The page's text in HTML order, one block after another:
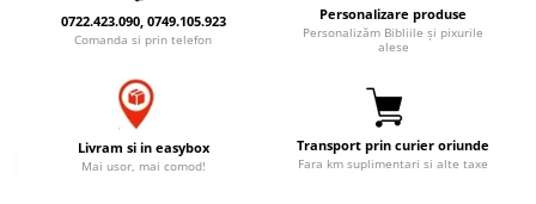
Dictionare
Enciclopedii
Marturii
Puzzle
Semne de carte
Statuete
0722.423.090, 0749.105.923
Comanda si prin telefon
Personalizare produse
Personalizăm Bibliile și pixurile
alese
Livram si in easybox
Mai usor, mai comod!
Transport prin curier oriunde
Fara km suplimentari si alte taxe